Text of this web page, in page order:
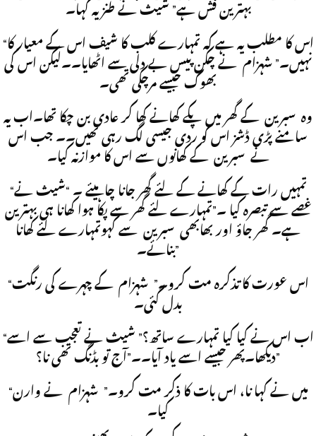
بہترین فش ہے” شیث نے طنزیہ کہا۔
“اس کا مطلب یہ ہے کہ تمہارے کلب کا شیف اس کے معیار کا
نہیں۔” شہزام نے چکن پیس بے دلی سے اٹھایا۔۔لیکن اس کی
بھوک جیسے مرچکی تھی۔
وہ سبرین کے گھر میں پکے کھانے کھا کر عادی بن چکا تھا۔اب یہ
سامنے پڑی ڈشز اس کو ردی جیسی لگ رہی تھیں۔۔ جب اس
نے سبرین کے کھانوں سے اس کا موازنہ کیا۔
“تمہیں رات کے کھانے کے لئے گھر جانا چاہیئے ۔ “شیث نے
غصے سے تبصرہ کیا ۔”تمہارے لئے گھر سے پکا ہوا کھانا ہی بہترین
ہے۔ گھر جاؤ اور بھابھی سبرین سے کہوتمہارے لئے کھانا
بنائے۔”
“اس عورت کا تذکرہ مت کرو۔” شہزام کے چہرے کی رنگت
بدل گئی۔
“اب اس نے کیا کیا تمہارے ساتھ؟” شیث نے تعجب سے اسے
دیکھا۔پھر جیسے اسے یاد آیا۔۔”آج تو بڈنگ تھی نا؟”
“میں نے کہا نا، اس بات کا ذکر مت کرو۔” شہزام نے وارن
کیا۔